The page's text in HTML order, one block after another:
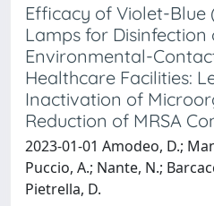
Efficacy of Violet-Blue
Lamps for Disinfection
Environmental-
Healthcare Facilities:
Inactivation of
Reduction of MRSA
2023-01-01 Amodeo, D.;
Puccio, A.; Nante, N.;
Pietrella, D.